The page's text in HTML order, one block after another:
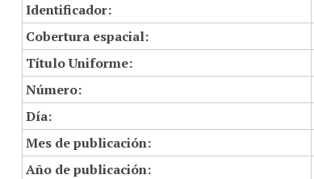
Identificador:
Cobertura espacial:
Título Uniforme:
Número:
Día:
Mes de publicación:
Año de publicación: